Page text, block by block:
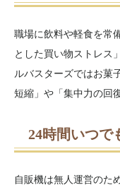
職場に飲料や軽食を常
とした買い物ストレス
ルバスターズではお菓
短縮」や「集中力の回
24時間いつで
自販機は無人運営のた